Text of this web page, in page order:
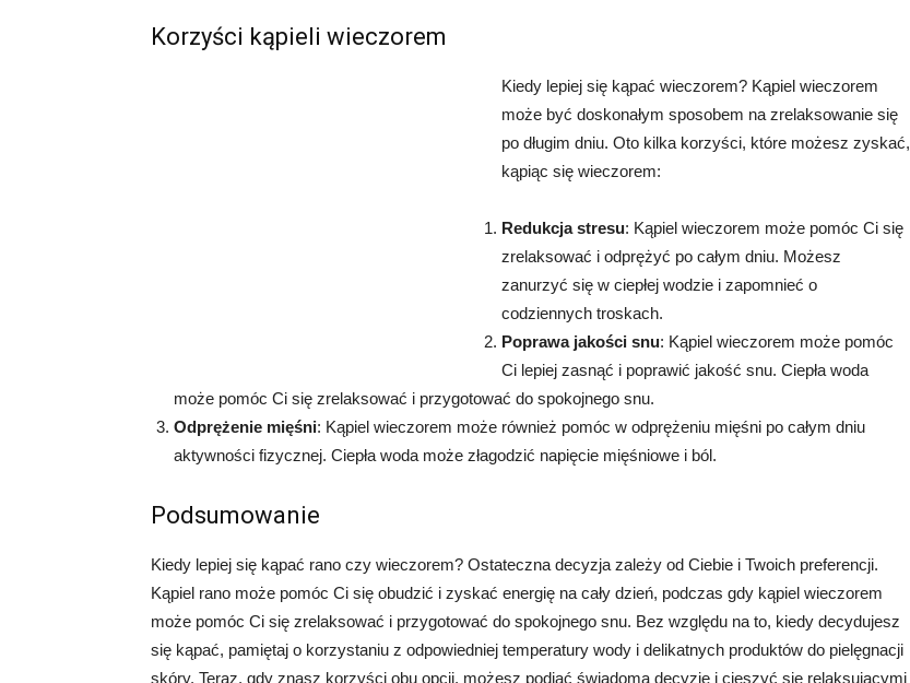
Korzyści kąpieli wieczorem
Kiedy lepiej się kąpać wieczorem? Kąpiel wieczorem
może być doskonałym sposobem na zrelaksowanie się
po długim dniu. Oto kilka korzyści, które możesz zyskać,
kąpiąc się wieczorem:
Redukcja stresu: Kąpiel wieczorem może pomóc Ci się
zrelaksować i odprężyć po całym dniu. Możesz
zanurzyć się w ciepłej wodzie i zapomnieć o
codziennych troskach.
Poprawa jakości snu: Kąpiel wieczorem może pomóc
Ci lepiej zasnąć i poprawić jakość snu. Ciepła woda
może pomóc Ci się zrelaksować i przygotować do spokojnego snu.
Odprężenie mięśni: Kąpiel wieczorem może również pomóc w odprężeniu mięśni po całym dniu
aktywności fizycznej. Ciepła woda może złagodzić napięcie mięśniowe i ból.
Podsumowanie
Kiedy lepiej się kąpać rano czy wieczorem? Ostateczna decyzja zależy od Ciebie i Twoich preferencji.
Kąpiel rano może pomóc Ci się obudzić i zyskać energię na cały dzień, podczas gdy kąpiel wieczorem
może pomóc Ci się zrelaksować i przygotować do spokojnego snu. Bez względu na to, kiedy decydujesz
się kąpać, pamiętaj o korzystaniu z odpowiedniej temperatury wody i delikatnych produktów do pielęgnacji
skóry. Teraz, gdy znasz korzyści obu opcji, możesz podjąć świadomą decyzję i cieszyć się relaksującymi